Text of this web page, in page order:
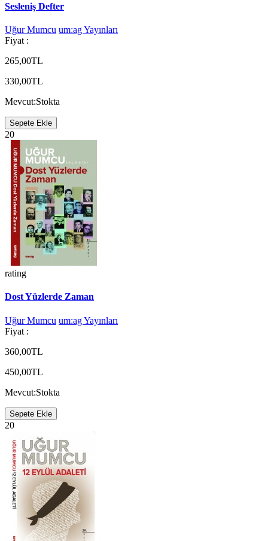
Sesleniş Defter
Uğur Mumcu um:ag Yayınları
Fiyat :
265,00TL
330,00TL
Mevcut:Stokta
Sepete Ekle
20
rating
Dost Yüzlerde Zaman
Uğur Mumcu um:ag Yayınları
Fiyat :
360,00TL
450,00TL
Mevcut:Stokta
Sepete Ekle
20